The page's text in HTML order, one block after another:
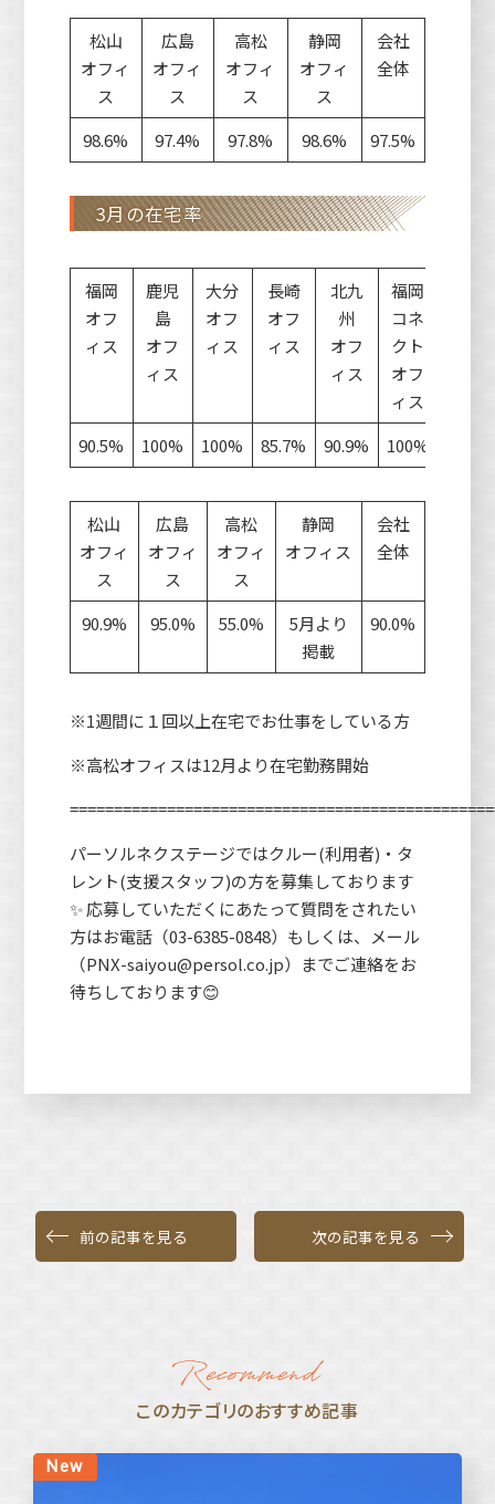
松山
オフィ
ス
広島
オフィ
ス
高松
オフィ
ス
静岡
オフィ
ス
会社
全体
98.6% 97.4% 97.8% 98.6% 97.5%
3月の在宅率
福岡
オフ
ィス
鹿児
島
オフ
ィス
大分
オフ
ィス
長崎
オフ
ィス
北九
州
オフ
ィス
福岡
コネ
クト
オフ
ィス
90.5%
100% 100% 85.7% 90.9% 100%
松山
オフィ
ス
広島
オフィ
ス
高松
オフィ
ス
静岡
オフィス
会社
全体
90.9% 95.0% 55.0%
5月より
掲載
90.0%
※1週間に１回以上在宅でお仕事をしている方
※高松オフィスは12月より在宅勤務開始
パーソルネクステージではクルー(利用者)・タ
レント(支援スタッフ)の方を募集しております
✨ 応募していただくにあたって質問をされたい
方はお電話（03-6385-0848）もしくは、メール
（PNX-saiyou@persol.co.jp）までご連絡をお
待ちしております😊
前の記事を見る 次の記事を見る
このカテゴリのおすすめ記事